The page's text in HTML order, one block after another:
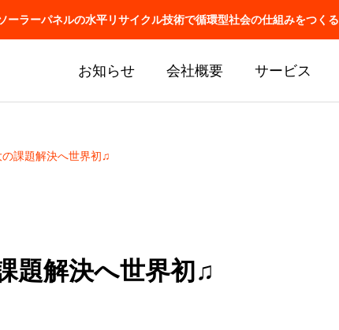
ーラーパネルの水平リサイクル技術で循環型社会の仕組みをつくる
お知らせ 会社概要 サービス
課題解決へ世界初♫
題解決へ世界初♫